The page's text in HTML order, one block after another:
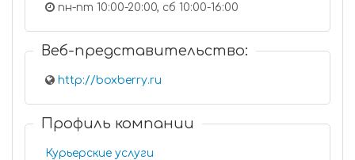
пн-пт 10:00-20:00, сб 10:00-16:00
Веб-представительство:
http://boxberry.ru
Профиль компании
Курьерские услуги